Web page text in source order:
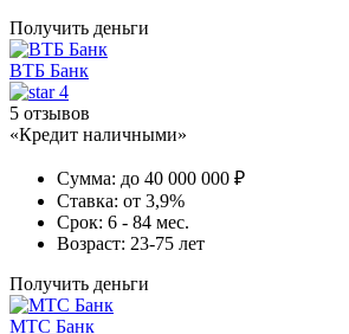
Получить деньги
ВТБ Банк
4
5 отзывов
«Кредит наличными»
Сумма: до 40 000 000 ₽
Ставка: от 3,9%
Срок: 6 - 84 мес.
Возраст: 23-75 лет
Получить деньги
МТС Банк